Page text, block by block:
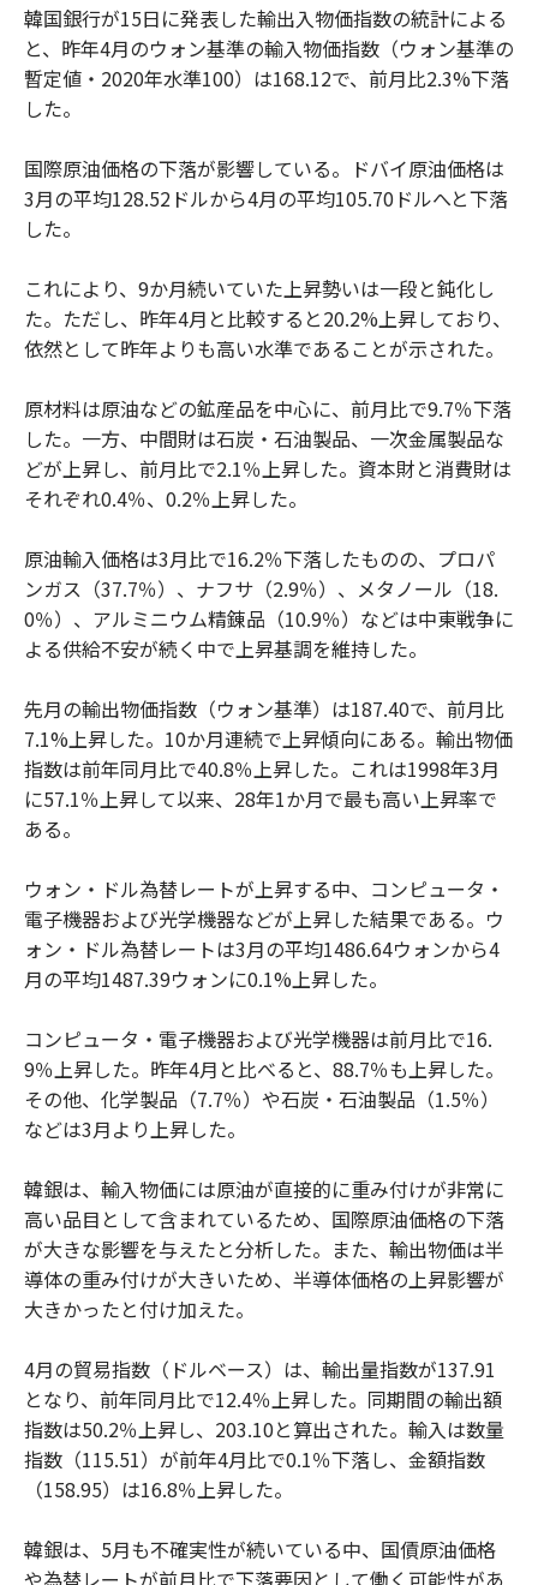
韓国銀行が15日に発表した輸出入物価指数の統計による
と、昨年4月のウォン基準の輸入物価指数（ウォン基準の
暫定値・2020年水準100）は168.12で、前月比2.3%下落
した。
国際原油価格の下落が影響している。ドバイ原油価格は
3月の平均128.52ドルから4月の平均105.70ドルへと下落
した。
これにより、9か月続いていた上昇勢いは一段と鈍化し
た。ただし、昨年4月と比較すると20.2%上昇しており、
依然として昨年よりも高い水準であることが示された。
原材料は原油などの鉱産品を中心に、前月比で9.7％下落
した。一方、中間財は石炭・石油製品、一次金属製品な
どが上昇し、前月比で2.1％上昇した。資本財と消費財は
それぞれ0.4％、0.2％上昇した。
原油輸入価格は3月比で16.2％下落したものの、プロパ
ンガス（37.7％）、ナフサ（2.9％）、メタノール（18.
0％）、アルミニウム精錬品（10.9％）などは中東戦争に
よる供給不安が続く中で上昇基調を維持した。
先月の輸出物価指数（ウォン基準）は187.40で、前月比
7.1%上昇した。10か月連続で上昇傾向にある。輸出物価
指数は前年同月比で40.8％上昇した。これは1998年3月
に57.1％上昇して以来、28年1か月で最も高い上昇率で
ある。
ウォン・ドル為替レートが上昇する中、コンピュータ・
電子機器および光学機器などが上昇した結果である。ウ
ォン・ドル為替レートは3月の平均1486.64ウォンから4
月の平均1487.39ウォンに0.1%上昇した。
コンピュータ・電子機器および光学機器は前月比で16.
9％上昇した。昨年4月と比べると、88.7％も上昇した。
その他、化学製品（7.7％）や石炭・石油製品（1.5％）
などは3月より上昇した。
韓銀は、輸入物価には原油が直接的に重み付けが非常に
高い品目として含まれているため、国際原油価格の下落
が大きな影響を与えたと分析した。また、輸出物価は半
導体の重み付けが大きいため、半導体価格の上昇影響が
大きかったと付け加えた。
4月の貿易指数（ドルベース）は、輸出量指数が137.91
となり、前年同月比で12.4％上昇した。同期間の輸出額
指数は50.2％上昇し、203.10と算出された。輸入は数量
指数（115.51）が前年4月比で0.1％下落し、金額指数
（158.95）は16.8％上昇した。
韓銀は、5月も不確実性が続いている中、国債原油価格
や為替レートが前月比で下落要因として働く可能性があ